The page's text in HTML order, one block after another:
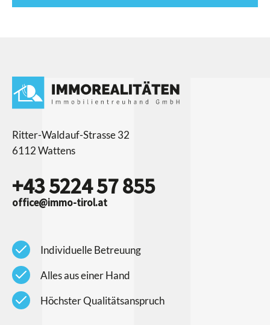
Ritter-Waldauf-Strasse 32
6112 Wattens
+43 5224 57 855
office@immo-tirol.at
check Individuelle Betreuung
check Alles aus einer Hand
check Höchster Qualitätsanspruch